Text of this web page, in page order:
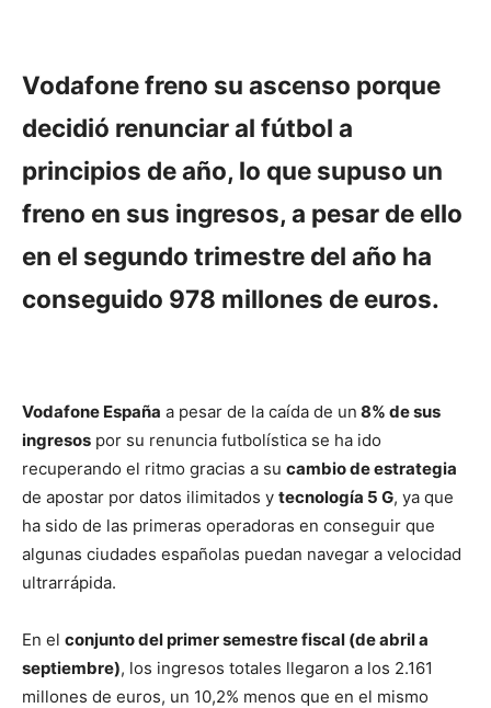
Vodafone freno su ascenso porque
decidió renunciar al fútbol a
principios de año, lo que supuso un
freno en sus ingresos, a pesar de ello
en el segundo trimestre del año ha
conseguido 978 millones de euros.
Vodafone España a pesar de la caída de un 8% de sus
ingresos por su renuncia futbolística se ha ido
recuperando el ritmo gracias a su cambio de estrategia
de apostar por datos ilimitados y tecnología 5 G, ya que
ha sido de las primeras operadoras en conseguir que
algunas ciudades españolas puedan navegar a velocidad
ultrarrápida.
En el conjunto del primer semestre fiscal (de abril a
septiembre), los ingresos totales llegaron a los 2.161
millones de euros, un 10,2% menos que en el mismo